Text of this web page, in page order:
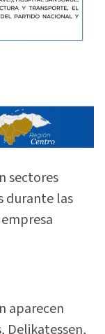
sectores
durante las
aparecen
Delikatessen,